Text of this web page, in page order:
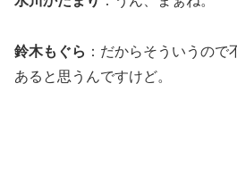
鈴木もぐら ：だからそういうの
あると思うんですけど。